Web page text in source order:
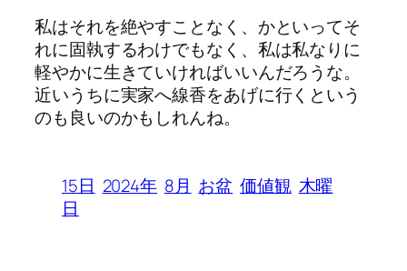
私はそれを絶やすことなく、かといってそ
れに固執するわけでもなく、私は私なりに
軽やかに生きていければいいんだろうな。
近いうちに実家へ線香をあげに行くという
のも良いのかもしれんね。
15日 2024年 8月 お盆 価値観 木曜
日